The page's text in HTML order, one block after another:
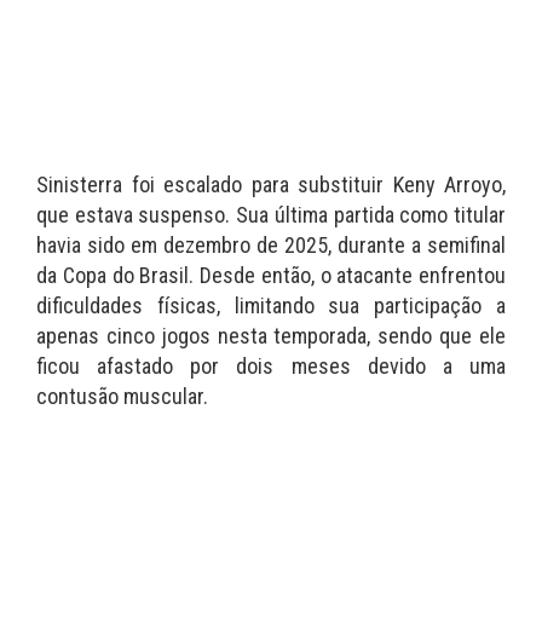
Sinisterra foi escalado para substituir Keny Arroyo,
que estava suspenso. Sua última partida como titular
havia sido em dezembro de 2025, durante a semifinal
da Copa do Brasil. Desde então, o atacante enfrentou
dificuldades físicas, limitando sua participação a
apenas cinco jogos nesta temporada, sendo que ele
ficou afastado por dois meses devido a uma
contusão muscular.